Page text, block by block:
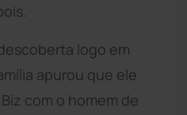
logo em
apurou que ele
com o homem de